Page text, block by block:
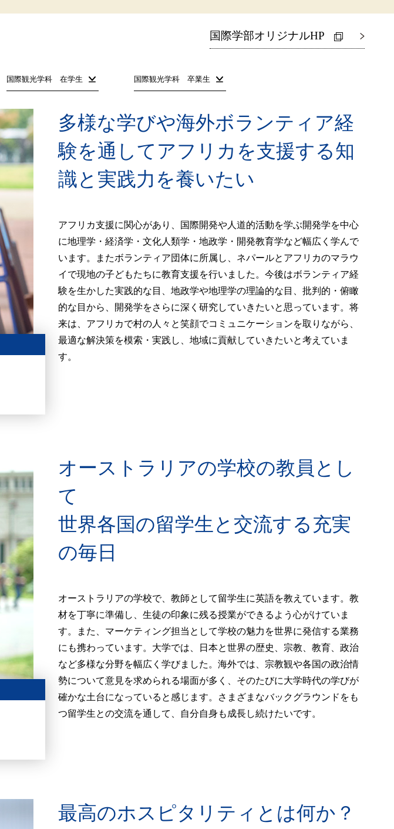
国際学部オリジナルHP
国際観光学科 在学生 国際観光学科 卒業生
多様な学びや海外ボランティア経
験を通してアフリカを支援する知
識と実践力を養いたい
アフリカ支援に関心があり、国際開発や人道的活動を学ぶ開発学を中心
に地理学・経済学・文化人類学・地政学・開発教育学など幅広く学んで
います。またボランティア団体に所属し、ネパールとアフリカのマラウ
イで現地の子どもたちに教育支援を行いました。今後はボランティア経
験を生かした実践的な目、地政学や地理学の理論的な目、批判的・俯瞰
的な目から、開発学をさらに深く研究していきたいと思っています。将
来は、アフリカで村の人々と笑顔でコミュニケーションを取りながら、
最適な解決策を模索・実践し、地域に貢献していきたいと考えていま
す。
オーストラリアの学校の教員とし
て
世界各国の留学生と交流する充実
の毎日
オーストラリアの学校で、教師として留学生に英語を教えています。教
材を丁寧に準備し、生徒の印象に残る授業ができるよう心がけていま
す。また、マーケティング担当として学校の魅力を世界に発信する業務
にも携わっています。大学では、日本と世界の歴史、宗教、教育、政治
など多様な分野を幅広く学びました。海外では、宗教観や各国の政治情
勢について意見を求められる場面が多く、そのたびに大学時代の学びが
確かな土台になっていると感じます。さまざまなバックグラウンドをも
つ留学生との交流を通して、自分自身も成長し続けたいです。
最高のホスピタリティとは何か？